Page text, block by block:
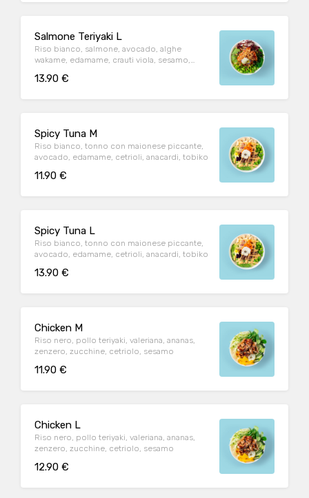
Salmone Teriyaki L
Riso bianco, salmone, avocado, alghe
wakame, edamame, crauti viola, sesamo,
13.90 €
Spicy Tuna M
Riso bianco, tonno con maionese piccante,
avocado, edamame, cetrioli, anacardi, tobiko
11.90 €
Spicy Tuna L
Riso bianco, tonno con maionese piccante,
avocado, edamame, cetrioli, anacardi, tobiko
13.90 €
Chicken M
Riso nero, pollo teriyaki, valeriana, ananas,
zenzero, zucchine, cetriolo, sesamo
11.90 €
Chicken L
Riso nero, pollo teriyaki, valeriana, ananas,
zenzero, zucchine, cetriolo, sesamo
12.90 €